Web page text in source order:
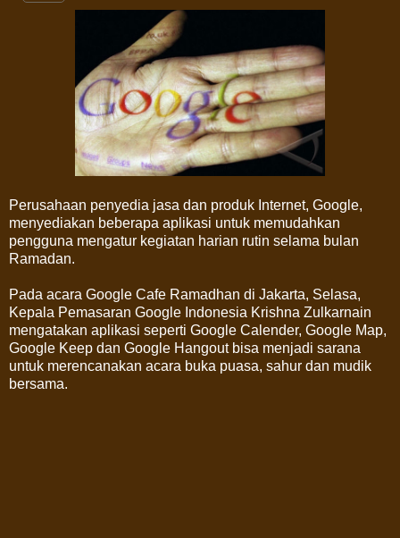
Perusahaan penyedia jasa dan produk Internet, Google,
menyediakan beberapa aplikasi untuk memudahkan
pengguna mengatur kegiatan harian rutin selama bulan
Ramadan.
Pada acara Google Cafe Ramadhan di Jakarta, Selasa,
Kepala Pemasaran Google Indonesia Krishna Zulkarnain
mengatakan aplikasi seperti Google Calender, Google Map,
Google Keep dan Google Hangout bisa menjadi sarana
untuk merencanakan acara buka puasa, sahur dan mudik
bersama.